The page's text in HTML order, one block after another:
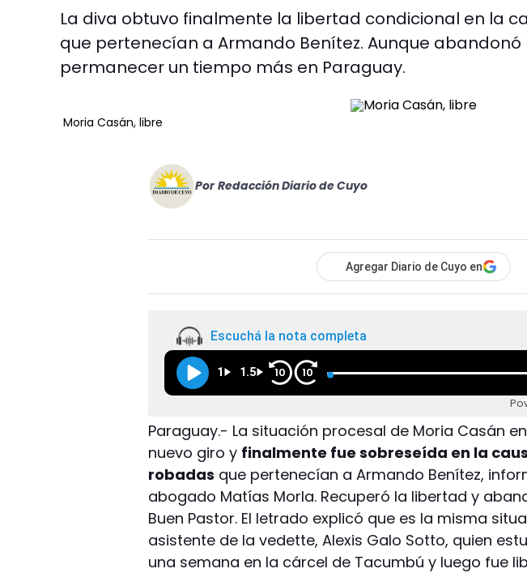
La diva obtuvo finalmente la libertad condicional en la
que pertenecían a Armando Benítez. Aunque
permanecer un tiempo más en Paraguay.
Moria Casán, libre
Por Redacción Diario de Cuyo
Agregar Diario de Cuyo en
Escuchá la nota completa
1 1.5 10 10
Paraguay.- La situación procesal de Moria Casán
nuevo giro y finalmente fue sobreseída en la
robadas que pertenecían a Armando Benítez,
abogado Matías Morla. Recuperó la libertad y
Buen Pastor. El letrado explicó que es la misma
asistente de la vedette, Alexis Galo Sotto, quien
una semana en la cárcel de Tacumbú y luego fue